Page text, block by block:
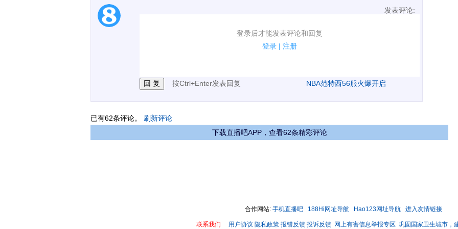
发表评论:
登录后才能发表评论和回复
登录 | 注册
1.电脑端新用户可以发表评论了！
按Ctrl+Enter发表回复 NBA范特西56服火爆开启
已有62条评论。 刷新评论
下载直播吧APP，查看62条精彩评论
合作网站: 手机直播吧 188Hi网址导航 Hao123网址导航 进入友情链接
联系我们 用户协议 隐私政策 报错反馈 投诉反馈 网上有害信息举报专区 巩固国家卫生城市，